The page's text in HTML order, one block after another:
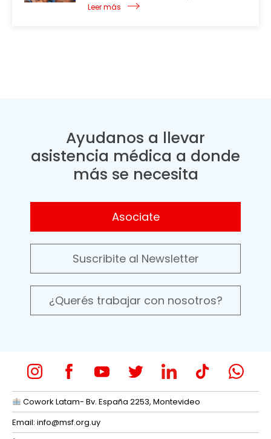
Leer más
Ayudanos a llevar
asistencia médica a donde
más se necesita
Asociate
Suscribite al Newsletter
¿Querés trabajar con nosotros?
Cowork Latam- Bv. España 2253, Montevideo
Email: info@msf.org.uy